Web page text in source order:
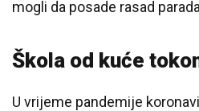
mogli da posade rasad
Škola od kuće
U vrijeme pandemije